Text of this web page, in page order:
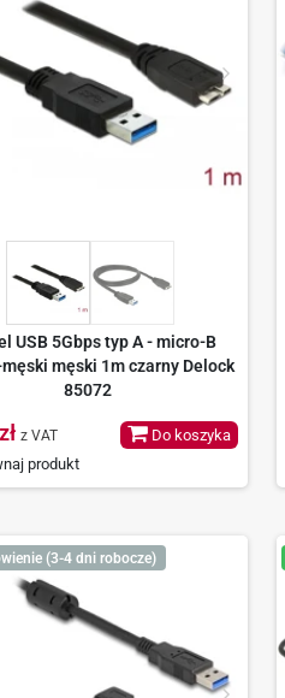
USB 5Gbps typ A - micro-B
męski 1m czarny Delock
85072
z VAT
produkt
Do koszyka
(3-4 dni robocze)